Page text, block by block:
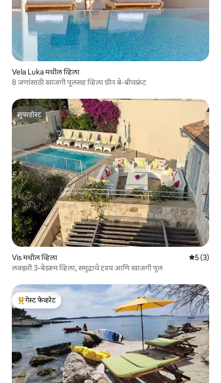
Vela Luka मधील व्हिला
8 जणांसाठी खाजगी पूलसह व्हिला ग्रीन बे-बीचफ्रंट
सुपरहोस्ट
सुपरहोस्ट
Vis मधील व्हिला 5 पैकी 5
5 (3)
लक्झरी 3-बेडरूम व्हिला, समुद्राचे दृश्य आणि खाजगी पूल
टॉप गेस्ट फेव्हरेट
गेस्ट फेव्हरेट